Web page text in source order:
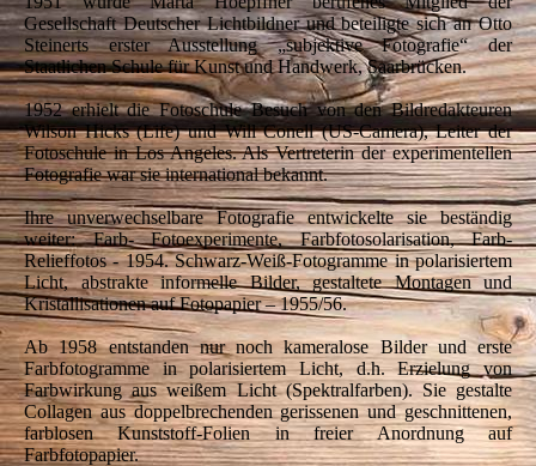
Gesellschaft Deutscher Lichtbildner und beteiligte sich an Otto
Steinerts erster Ausstellung „subjektive Fotografie“ der
Staatlichen Schule für Kunst und Handwerk, Saarbrücken.
1952 erhielt die Fotoschule Besuch von den Bildredakteuren
Wilson Hicks (Life) und Will Conell (US-Camera), Leiter der
Fotoschule in Los Angeles. Als Vertreterin der experimentellen
Fotografie war sie international bekannt.
Ihre unverwechselbare Fotografie entwickelte sie beständig
weiter: Farb- Fotoexperimente, Farbfotosolarisation, Farb-
Relieffotos - 1954. Schwarz-Weiß-Fotogramme in polarisiertem
Licht, abstrakte informelle Bilder, gestaltete Montagen und
Kristallisationen auf Fotopapier – 1955/56.
Ab 1958 entstanden nur noch kameralose Bilder und erste
Farbfotogramme in polarisiertem Licht, d.h. Erzielung von
Farbwirkung aus weißem Licht (Spektralfarben). Sie gestalte
Collagen aus doppelbrechenden gerissenen und geschnittenen,
farblosen Kunststoff-Folien in freier Anordnung auf
Farbfotopapier.